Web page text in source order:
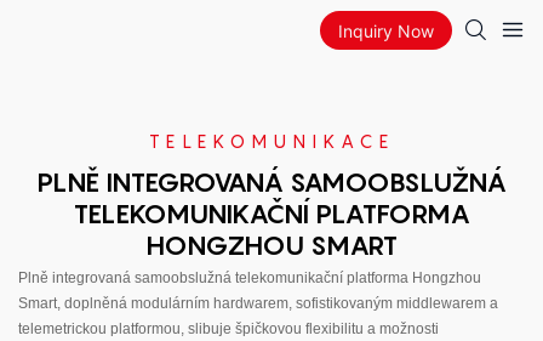
Inquiry Now
TELEKOMUNIKACE
PLNĚ INTEGROVANÁ SAMOOBSLUŽNÁ
TELEKOMUNIKAČNÍ PLATFORMA
HONGZHOU SMART
Plně integrovaná samoobslužná telekomunikační platforma Hongzhou
Smart, doplněná modulárním hardwarem, sofistikovaným middlewarem a
telemetrickou platformou, slibuje špičkovou flexibilitu a možnosti